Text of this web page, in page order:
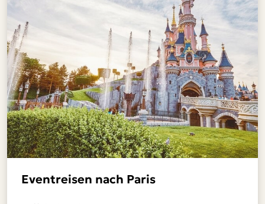
Eventreisen nach Paris